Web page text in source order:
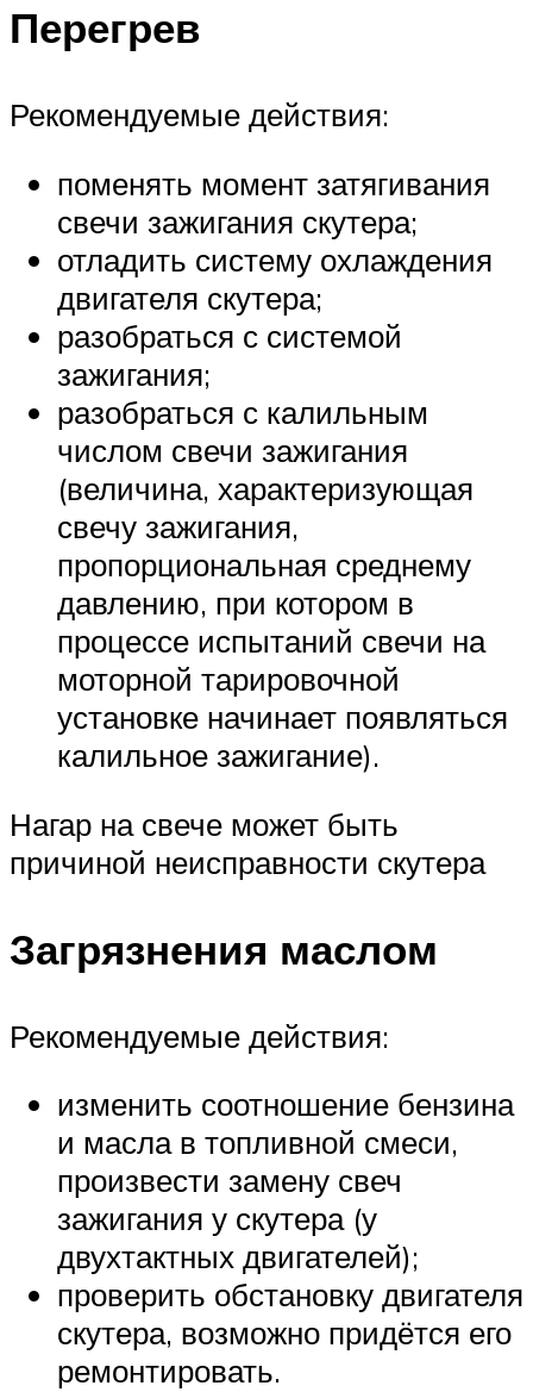
Перегрев
Рекомендуемые действия:
поменять момент затягивания
свечи зажигания скутера;
отладить систему охлаждения
двигателя скутера;
разобраться с системой
зажигания;
разобраться с калильным
числом свечи зажигания
(величина, характеризующая
свечу зажигания,
пропорциональная среднему
давлению, при котором в
процессе испытаний свечи на
моторной тарировочной
установке начинает появляться
калильное зажигание).
Нагар на свече может быть
причиной неисправности скутера
Загрязнения маслом
Рекомендуемые действия:
изменить соотношение бензина
и масла в топливной смеси,
произвести замену свеч
зажигания у скутера (у
двухтактных двигателей);
проверить обстановку двигателя
скутера, возможно придётся его
ремонтировать.